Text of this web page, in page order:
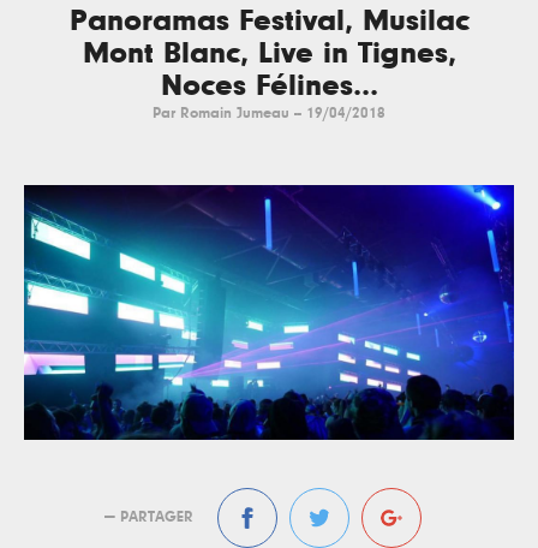
Panoramas Festival, Musilac
Mont Blanc, Live in Tignes,
Noces Félines...
Par Romain Jumeau -- 19/04/2018
— PARTAGER